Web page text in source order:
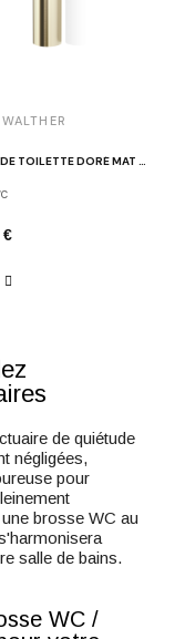
BROSSE DE TOILETTE DORÉ MAT BAR WBG
€
de quiétude
négligées,
pour
brosse WC au
salle de bains.
WC /